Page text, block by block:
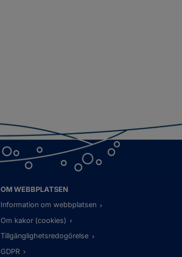
OM WEBBPLATSEN
Information om webbplatsen
Om kakor (cookies)
Tillgänglighetsredogörelse
GDPR